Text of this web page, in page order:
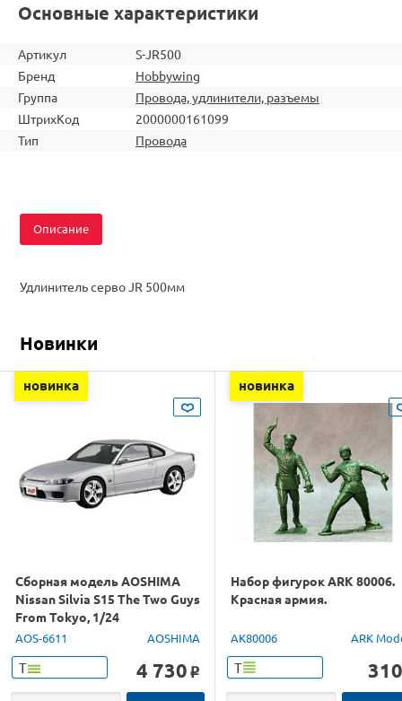
Основные характеристики
Артикул
S-JR500
Бренд
Hobbywing
Группа
Провода, удлинители, разъемы
ШтрихКод
2000000161099
Тип
Провода
Описание
Удлинитель серво JR 500мм
Новинки
новинка
Сборная модель AOSHIMA
Nissan Silvia S15 The Two Guys
From Tokyo, 1/24
AOS-6611 AOSHIMA
Т 4 730 o
новинка
Набор фигурок ARK 80006.
Красная армия.
AK80006 ARK
Т 310